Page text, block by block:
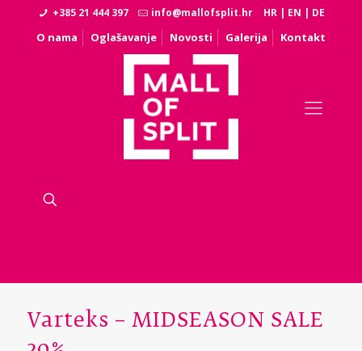
+385 21 444 397 info@mallofsplit.hr HR | EN | DE
O nama Oglašavanje Novosti Galerija Kontakt
Varteks – MIDSEASON SALE